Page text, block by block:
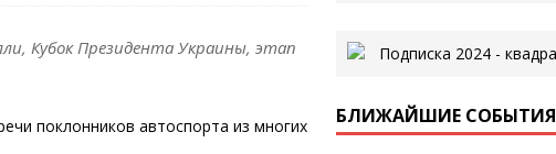
Кубок Президента Украины, этап
поклонников автоспорта из многих
БЛИЖАЙШИЕ СОБЫТИЯ